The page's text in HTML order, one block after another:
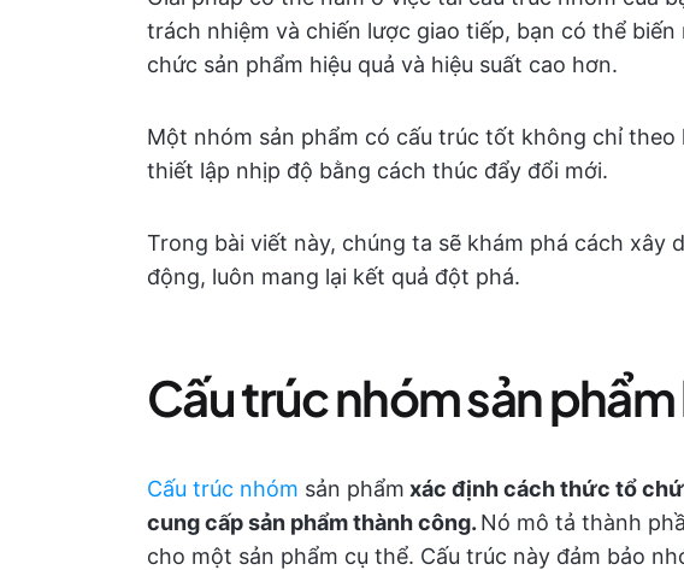
trách nhiệm và chiến lược giao tiếp, bạn có thể
chức sản phẩm hiệu quả và hiệu suất cao hơn.
Một nhóm sản phẩm có cấu trúc tốt không chỉ
thiết lập nhịp độ bằng cách thúc đẩy đổi mới.
Trong bài viết này, chúng ta sẽ khám phá cách xây
động, luôn mang lại kết quả đột phá.
Cấu trúc nhóm sản phẩm
Cấu trúc nhóm sản phẩm xác định cách thức tổ
cung cấp sản phẩm thành công. Nó mô tả thành
cho một sản phẩm cụ thể. Cấu trúc này đảm bảo